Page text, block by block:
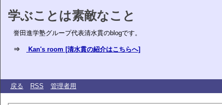
学ぶことは素敵なこと
誉田進学塾グループ代表清水貫のblogです。
⇒ Kan's room [清水貫の紹介はこちらへ]
戻る RSS 管理者用